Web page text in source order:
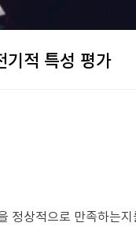
정상적으로 만족하는
기적 특성 평가